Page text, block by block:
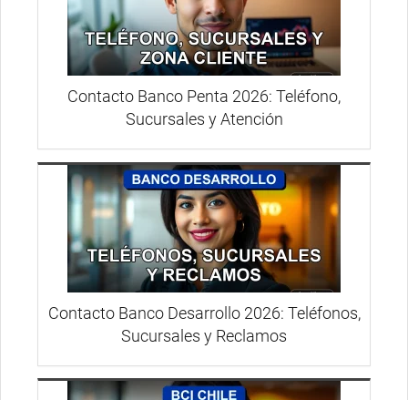
Contacto Banco Penta 2026: Teléfono,
Sucursales y Atención
Contacto Banco Desarrollo 2026: Teléfonos,
Sucursales y Reclamos